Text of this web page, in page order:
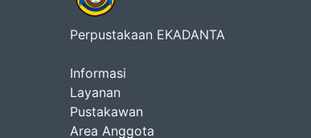
Perpustakaan EKADANTA
Informasi
Layanan
Pustakawan
Area Anggota